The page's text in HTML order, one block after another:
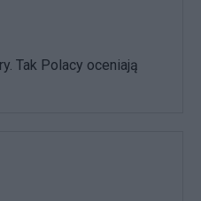
Tak Polacy oceniają